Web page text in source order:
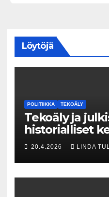
Löytöjä
POLITIIKKA TEKOÄLY
Tekoäly ja
historialliset
Kuka uskaltaa
menneisyyden
20.4.2026 LINDA